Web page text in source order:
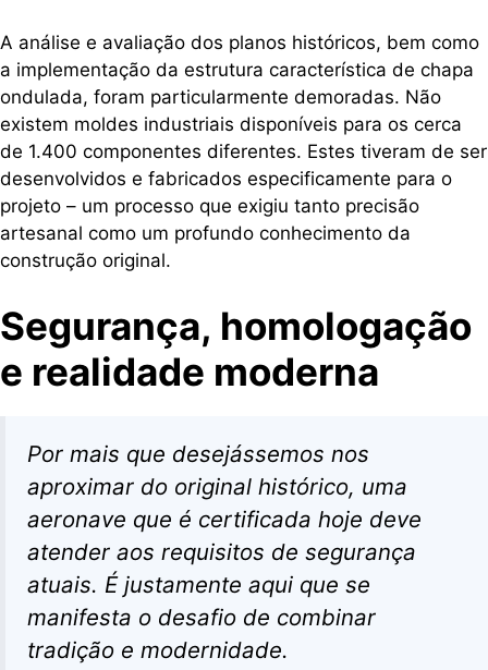
A análise e avaliação dos planos históricos, bem como
a implementação da estrutura característica de chapa
ondulada, foram particularmente demoradas. Não
existem moldes industriais disponíveis para os cerca
de 1.400 componentes diferentes. Estes tiveram de ser
desenvolvidos e fabricados especificamente para o
projeto – um processo que exigiu tanto precisão
artesanal como um profundo conhecimento da
construção original.
Segurança, homologação
e realidade moderna
Por mais que desejássemos nos
aproximar do original histórico, uma
aeronave que é certificada hoje deve
atender aos requisitos de segurança
atuais. É justamente aqui que se
manifesta o desafio de combinar
tradição e modernidade.